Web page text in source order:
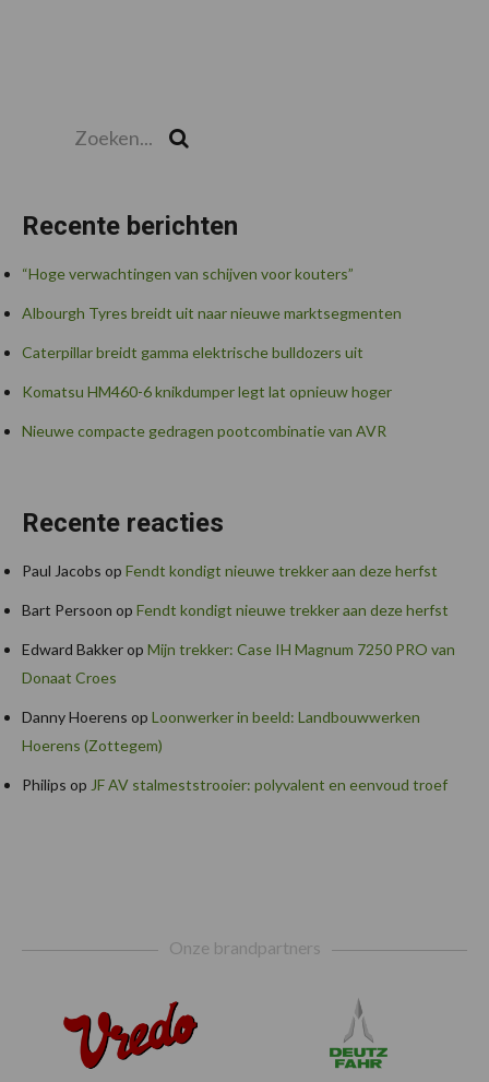
Recente berichten
“Hoge verwachtingen van schijven voor kouters”
Albourgh Tyres breidt uit naar nieuwe marktsegmenten
Caterpillar breidt gamma elektrische bulldozers uit
Komatsu HM460-6 knikdumper legt lat opnieuw hoger
Nieuwe compacte gedragen pootcombinatie van AVR
Recente reacties
Paul Jacobs op Fendt kondigt nieuwe trekker aan deze herfst
Bart Persoon op Fendt kondigt nieuwe trekker aan deze herfst
Edward Bakkerop Mijn trekker: Case IH Magnum 7250 PRO van
Donaat Croes
Danny Hoerens op Loonwerker in beeld: Landbouwwerken
Hoerens (Zottegem)
Philips op JF AV stalmeststrooier: polyvalent en eenvoud troef
Onze brandpartners